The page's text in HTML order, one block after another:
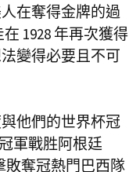
在奪得金牌的過
1928 年再次獲得
變得必要且不可
他們的世界杯冠
軍戰胜阿根廷
敗奪冠熱門巴西隊